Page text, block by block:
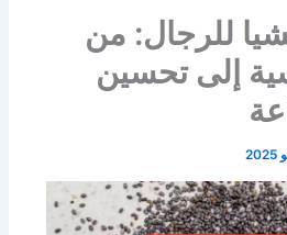
للرجال: من
إلى تحسين